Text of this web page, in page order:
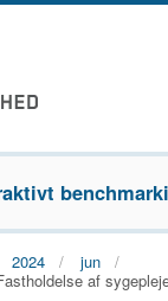
2024
jun
af